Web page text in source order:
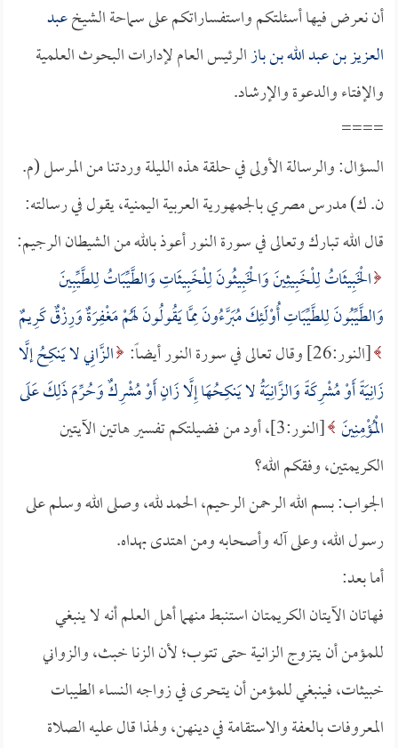
أن نعرض فيها أسئلتكم واستفساراتكم على سماحة الشيخعبد
العزيز بن عبد الله بن بازالرئيس العام لإدارات البحوث العلمية
والإفتاء والدعوة والإرشاد.
====
السؤال: والرسالة الأولى في حلقة هذه الليلة وردتنا من المرسل (م.
ن. ك) مدرس مصري بالجمهورية العربية اليمنية، يقول في رسالته:
قال الله تبارك وتعالى في سورة النور أعوذ بالله من الشيطان الرجيم:
الْخَبِيثَاتُ لِلْخَبِيثِينَ وَالْخَبِيثُونَ لِلْخَبِيثَاتِ وَالطَّيِّبَاتُ لِلطَّيِّبِينَ
وَالطَّيِّبُونَ لِلطَّيِّبَاتِ أُوْلَئِكَ مُبَرَّءُونَ مِمَّا يَقُولُونَ لَهُمْ مَغْفِرَةٌ وَرِزْقٌ كَرِيمٌ
[النور:26] وقال تعالى في سورة النور أيضاً:
الزَّانِي لا يَنكِحُ إلَّا
زَانِيَةً أَوْ مُشْرِكَةً وَالزَّانِيَةُ لا يَنكِحُهَا إِلَّا زَانٍ أَوْ مُشْرِكٌ وَحُرِّمَ ذَلِكَ عَلَى
الْمُؤْمِنِينَ
[النور:3]، أود من فضيلتكم تفسير هاتين الآيتين
الكريمتين، وفقكم الله؟
الجواب: بسم الله الرحمن الرحيم، الحمد لله، وصلى الله وسلم على
رسول الله، وعلى آله وأصحابه ومن اهتدى بهداه.
أما بعد:
فهاتان الآيتان الكريمتان استنبط منهما أهل العلم أنه لا ينبغي
للمؤمن أن يتزوج الزانية حتى تتوب؛ لأن الزنا خبث، والزواني
خبيثات، فينبغي للمؤمن أن يتحرى في زواجه النساء الطيبات
المعروفات بالعفة والاستقامة في دينهن، ولهذا قال عليه الصلاة